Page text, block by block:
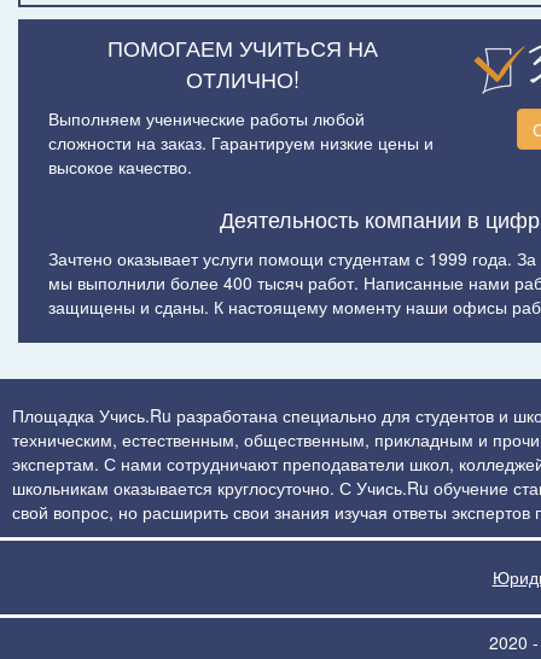
ПОМОГАЕМ УЧИТЬСЯ НА
ОТЛИЧНО!
Выполняем ученические работы любой
сложности на заказ. Гарантируем низкие цены и
высокое качество.
Деятельность компании в
Зачтено оказывает услуги помощи студентам с 1999 года.
мы выполнили более 400 тысяч работ. Написанные нами
защищены и сданы. К настоящему моменту наши офисы
Площадка Учись.Ru разработана специально для студентов и
техническим, естественным, общественным, прикладным и
экспертам. С нами сотрудничают преподаватели школ,
школьникам оказывается круглосуточно. С Учись.Ru обучение
свой вопрос, но расширить свои знания изучая ответы
2020